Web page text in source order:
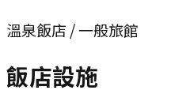
溫泉飯店 / 一般旅館
飯店設施